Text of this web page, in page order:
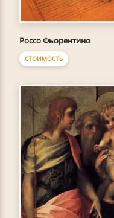
Россо Фьорентино
СТОИМОСТЬ